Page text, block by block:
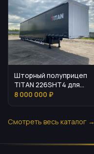
Шторный полуприцеп
TITAN 226SHT4 для
грузовых перевозок
8 000 000 ₽
Смотреть весь каталог →